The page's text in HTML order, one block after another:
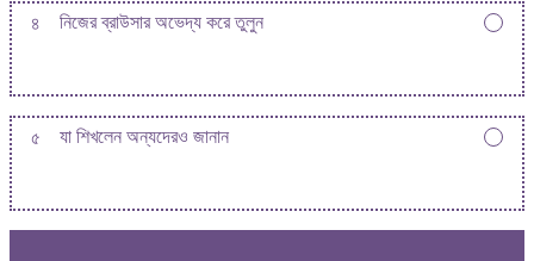
৪ নিজের ব্রাউসার অভেদ্য করে তুলুন
৫ যা শিখলেন অন্যদেরও জানান